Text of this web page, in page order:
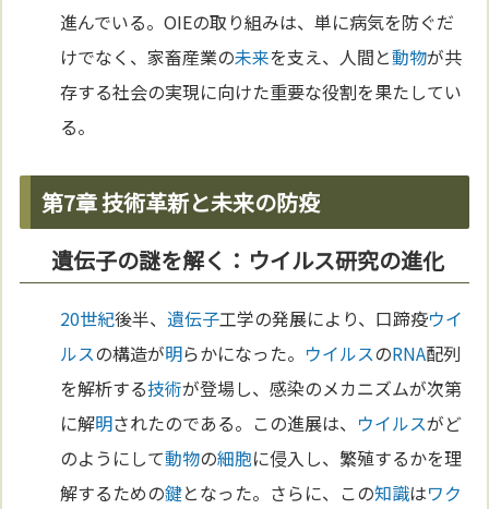
進んでいる。OIEの取り組みは、単に病気を防ぐだ
けでなく、家畜産業の未来を支え、人間と動物が共
存する社会の実現に向けた重要な役割を果たしてい
る。
第7章 技術革新と未来の防疫
遺伝子の謎を解く：ウイルス研究の進化
20世紀後半、遺伝子工学の発展により、口蹄疫ウイ
ルスの構造が明らかになった。 ウイルスのRNA配列
を解析する技術が登場し、感染のメカニズムが次第
に解明されたのである。この進展は、 ウイルスがど
のようにして動物の細胞に侵入し、繁殖するかを理
解するための鍵となった。さらに、この知識はワク